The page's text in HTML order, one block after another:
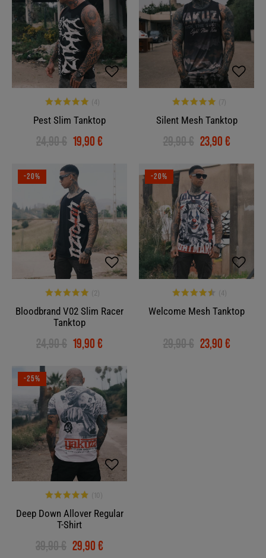
Pest Slim Tanktop
24,90 € 19,90 €
Silent Mesh Tanktop
29,90 € 23,90 €
-20%
Bloodbrand V02 Slim Racer
Tanktop
24,90 € 19,90 €
-20%
Welcome Mesh Tanktop
29,90 € 23,90 €
-25%
Deep Down Allover Regular
T-Shirt
39,90 € 29,90 €